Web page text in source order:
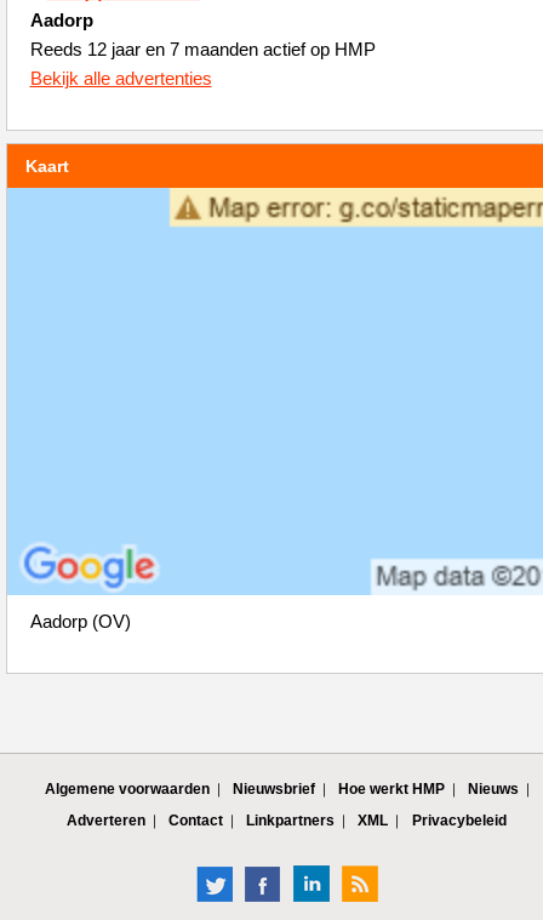
Aadorp
Reeds 12 jaar en 7 maanden actief op HMP
Bekijk alle advertenties
Kaart
Aadorp (OV)
Algemene voorwaarden Nieuwsbrief Hoe werkt HMP
Nieuws
Adverteren
Contact Linkpartners XML Privacybeleid